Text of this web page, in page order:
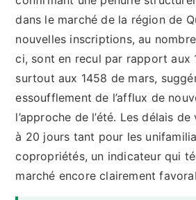
dans le marché de la région de
nouvelles inscriptions, au
ci, sont en recul par rapport aux
surtout aux 1458 de mars,
essoufflement de l’afflux de
l’approche de l’été. Les délais de
à 20 jours tant pour les
copropriétés, un indicateur qui
marché encore clairement